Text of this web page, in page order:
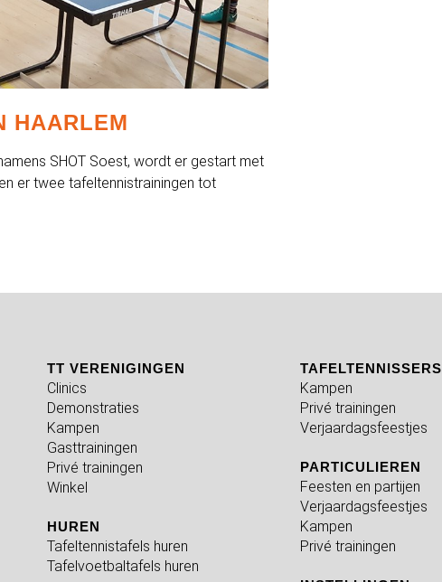
HAARLEM
SHOT Soest, wordt er gestart met
er twee tafeltennistrainingen tot
TT VERENIGINGEN
Clinics
Demonstraties
Kampen
Gasttrainingen
Privé trainingen
Winkel
HUREN
Tafeltennistafels huren
Tafelvoetbaltafels huren
TAFELTENNISSERS
Kampen
Privé trainingen
Verjaardagsfeestjes
PARTICULIEREN
Feesten en partijen
Verjaardagsfeestjes
Kampen
Privé trainingen